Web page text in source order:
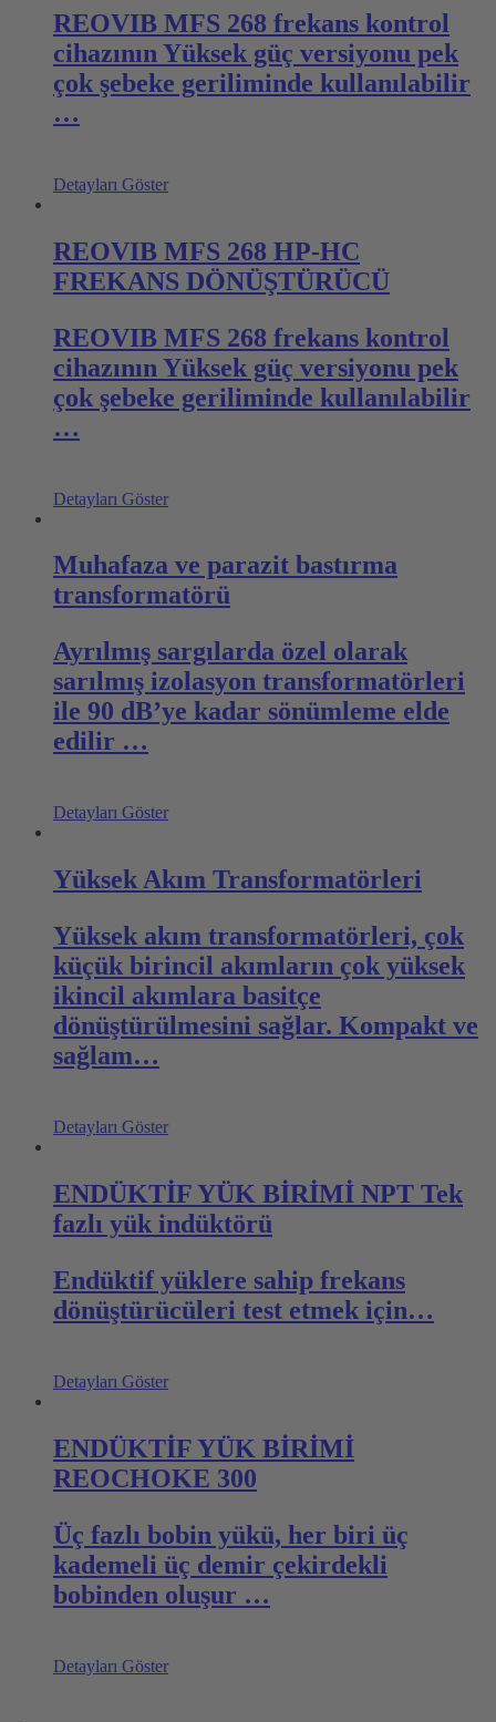
REOVIB MFS 268 frekans kontrol
cihazının Yüksek güç versiyonu pek
çok şebeke geriliminde kullanılabilir
…
Detayları Göster
REOVIB MFS 268 HP-HC
FREKANS DÖNÜŞTÜRÜCÜ
REOVIB MFS 268 frekans kontrol
cihazının Yüksek güç versiyonu pek
çok şebeke geriliminde kullanılabilir
…
Detayları Göster
Muhafaza ve parazit bastırma
transformatörü
Ayrılmış sargılarda özel olarak
sarılmış izolasyon transformatörleri
ile 90 dB’ye kadar sönümleme elde
edilir …
Detayları Göster
Yüksek Akım Transformatörleri
Yüksek akım transformatörleri, çok
küçük birincil akımların çok yüksek
ikincil akımlara basitçe
dönüştürülmesini sağlar. Kompakt ve
sağlam…
Detayları Göster
ENDÜKTİF YÜK BİRİMİ NPT Tek
fazlı yük indüktörü
Endüktif yüklere sahip frekans
dönüştürücüleri test etmek için…
Detayları Göster
ENDÜKTİF YÜK BİRİMİ
REOCHOKE 300
Üç fazlı bobin yükü, her biri üç
kademeli üç demir çekirdekli
bobinden oluşur …
Detayları Göster